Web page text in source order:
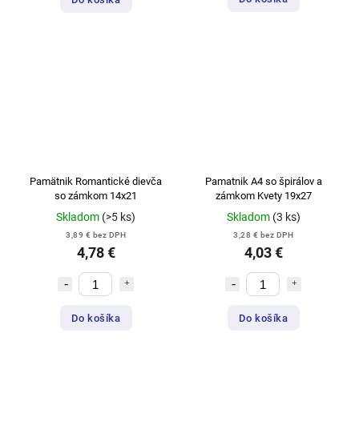
Pamätnik Romantické dievča
so zámkom 14x21
Skladom (>5 ks)
3,89 € bez DPH
4,78 €
Do košíka
Pamatnik A4 so špirálov a
zámkom Kvety 19x27
Skladom (3 ks)
3,28 € bez DPH
4,03 €
Do košíka